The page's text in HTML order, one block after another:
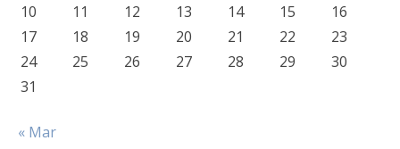
10
11 12 13 14 15
16
17
18 19 20 21 22
23
24
25 26 27 28 29
30
31
« Mar